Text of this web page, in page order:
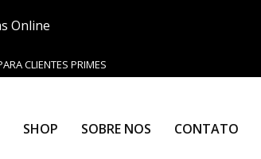
Online
CLIENTES PRIMES
SHOP SOBRE NOS CONTATO